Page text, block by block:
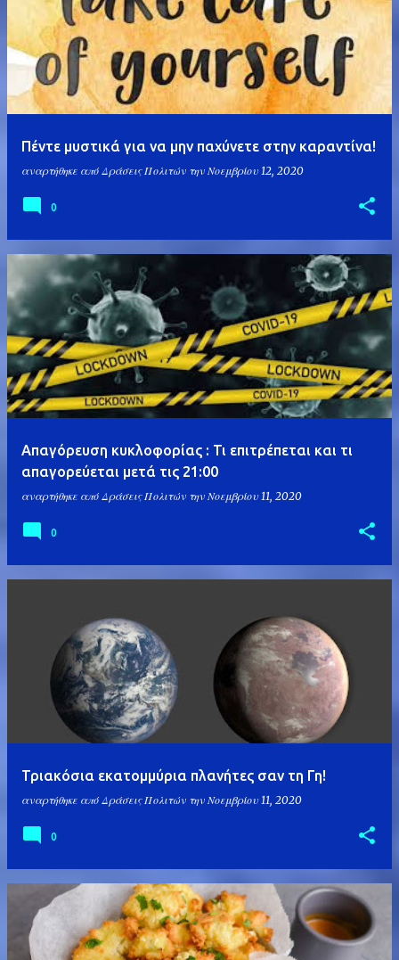
Πέντε μυστικά για να μην παχύνετε στην καραντίνα!
αναρτήθηκε από Δράσεις Πολιτών την Νοεμβρίου 12, 2020
0
Απαγόρευση κυκλοφορίας : Τι επιτρέπεται και τι
απαγορεύεται μετά τις 21:00
αναρτήθηκε από Δράσεις Πολιτών την Νοεμβρίου 11, 2020
0
Τριακόσια εκατομμύρια πλανήτες σαν τη Γη!
αναρτήθηκε από Δράσεις Πολιτών την Νοεμβρίου 11, 2020
0